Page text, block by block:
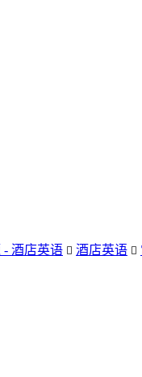
- 酒店英语  酒店英语 